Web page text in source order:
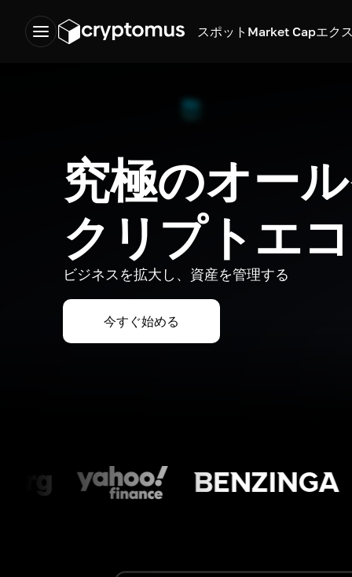
スポット Market Capエク
究極のオー
クリプトエ
ビジネスを拡大し、資産を管理する
今すぐ始める